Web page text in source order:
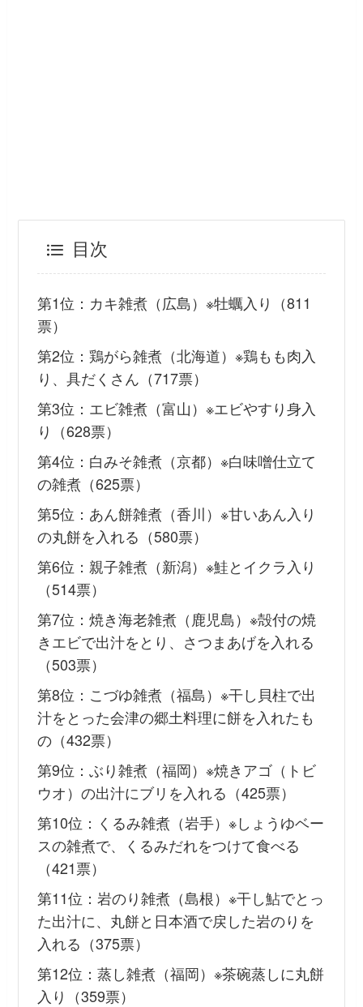
目次
第1位：カキ雑煮（広島）※牡蠣入り（811
票）
第2位：鶏がら雑煮（北海道）※鶏もも肉入
り、具だくさん（717票）
第3位：エビ雑煮（富山）※エビやすり身入
り（628票）
第4位：白みそ雑煮（京都）※白味噌仕立て
の雑煮（625票）
第5位：あん餅雑煮（香川）※甘いあん入り
の丸餅を入れる（580票）
第6位：親子雑煮（新潟）※鮭とイクラ入り
（514票）
第7位：焼き海老雑煮（鹿児島）※殻付の焼
きエビで出汁をとり、さつまあげを入れる
（503票）
第8位：こづゆ雑煮（福島）※干し貝柱で出
汁をとった会津の郷土料理に餅を入れたも
の（432票）
第9位：ぶり雑煮（福岡）※焼きアゴ（トビ
ウオ）の出汁にブリを入れる（425票）
第10位：くるみ雑煮（岩手）※しょうゆベー
スの雑煮で、くるみだれをつけて食べる
（421票）
第11位：岩のり雑煮（島根）※干し鮎でとっ
た出汁に、丸餅と日本酒で戻した岩のりを
入れる（375票）
第12位：蒸し雑煮（福岡）※茶碗蒸しに丸餅
入り（359票）